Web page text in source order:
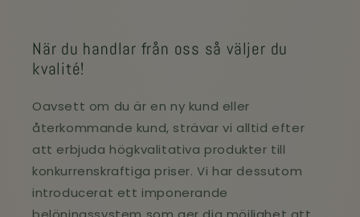
När du handlar från oss så väljer du
kvalité!
Oavsett om du är en ny kund eller
återkommande kund, strävar vi alltid efter
att erbjuda högkvalitativa produkter till
konkurrenskraftiga priser. Vi har dessutom
introducerat ett imponerande